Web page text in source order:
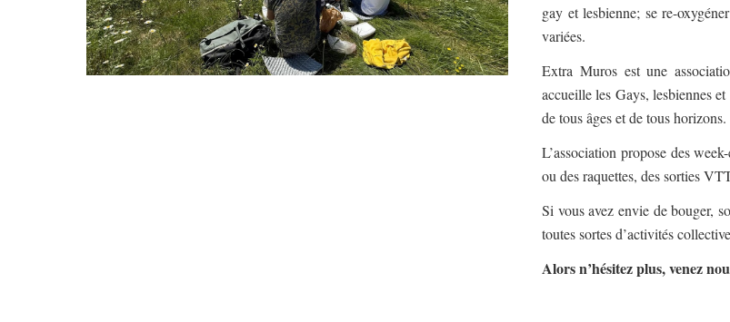
gay et lesbienne; se re-
variées.
Extra Muros est une
accueille les Gays, lesbiennes
de tous âges et de tous horizons.
L’association propose des
ou des raquettes, des sorties
Si vous avez envie de bouger,
toutes sortes d’activités
Alors n’hésitez plus, venez